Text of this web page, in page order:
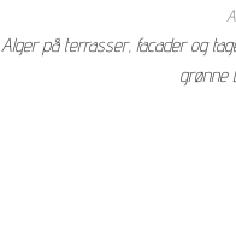
Alger på terrasser, facader og
grønne